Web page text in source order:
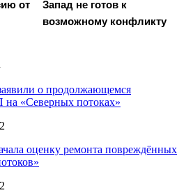
от
Запад не готов к
возможному конфликту
о продолжающемся
на «Северных потоках»
оценку ремонта повреждённых